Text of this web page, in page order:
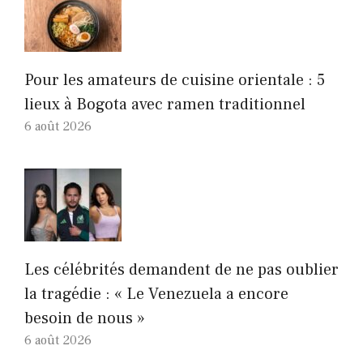
Pour les amateurs de cuisine orientale : 5
lieux à Bogota avec ramen traditionnel
6 août 2026
Les célébrités demandent de ne pas oublier
la tragédie : « Le Venezuela a encore
besoin de nous »
6 août 2026